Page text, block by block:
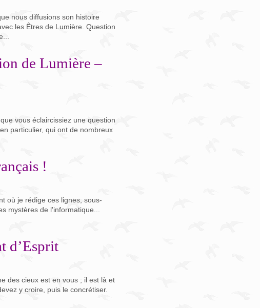
nous diffusions son histoire
les Êtres de Lumière. Question
de Lumière –
vous éclaircissiez une question
particulier, qui ont de nombreux
!
où je rédige ces lignes, sous-
mystères de l'informatique...
d’Esprit
des cieux est en vous ; il est là et
y croire, puis le concrétiser.